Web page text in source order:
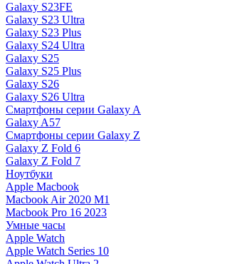
Galaxy S23FE
Galaxy S23 Ultra
Galaxy S23 Plus
Galaxy S24 Ultra
Galaxy S25
Galaxy S25 Plus
Galaxy S26
Galaxy S26 Ultra
Смартфоны серии Galaxy A
Galaxy A57
Смартфоны серии Galaxy Z
Galaxy Z Fold 6
Galaxy Z Fold 7
Ноутбуки
Apple Macbook
Macbook Air 2020 M1
Macbook Pro 16 2023
Умные часы
Apple Watch
Apple Watch Series 10